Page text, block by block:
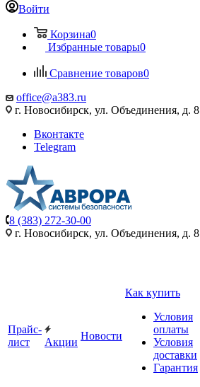
Войти
Корзина0
Избранные товары0
Сравнение товаров0
office@a383.ru
г. Новосибирск, ул. Объединения, д. 8
Вконтакте
Telegram
8 (383) 272-30-00
г. Новосибирск, ул. Объединения, д. 8
Прайс-
лист
Акции
Новости
Как купить
Условия
оплаты
Условия
доставки
Гарантия